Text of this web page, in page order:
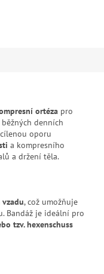
ortéza pro
denních
oporu
a kompresního
a držení těla.
, což umožňuje
Bandáž je ideální pro
tzv. hexenschuss